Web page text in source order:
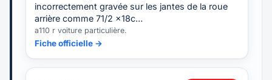
incorrectement gravée sur les jantes de la roue
arrière comme 71/2 x18c…
a110 r voiture particulière.
Fiche officielle →